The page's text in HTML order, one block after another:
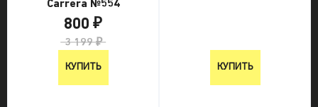
Carrera №554
800 ₽
3 199 ₽
КУПИТЬ КУПИТЬ